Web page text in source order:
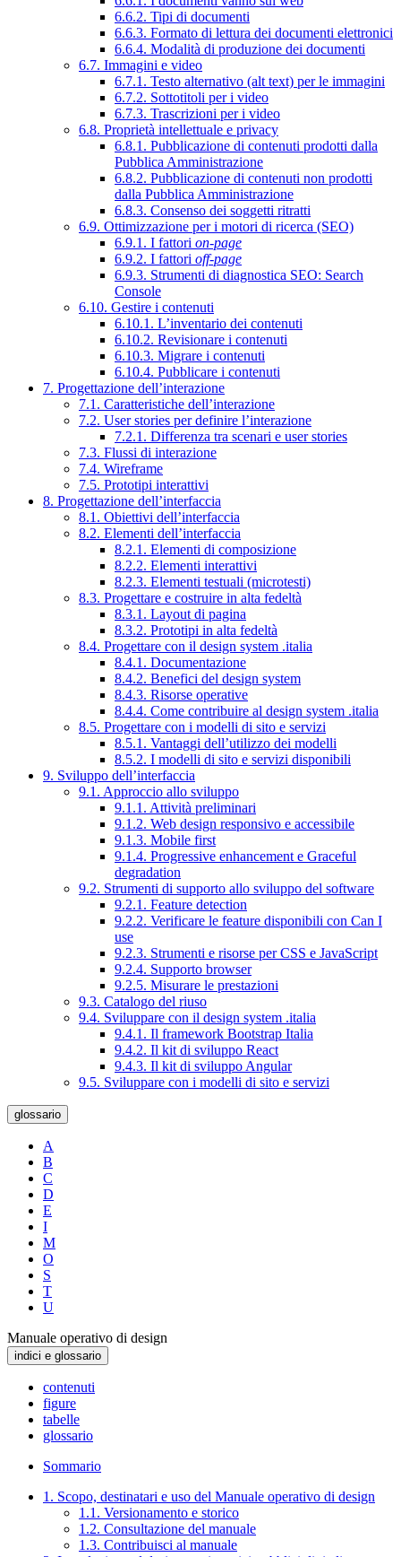
6.6.2. Tipi di documenti
6.6.3. Formato di lettura dei documenti elettronici
6.6.4. Modalità di produzione dei documenti
6.7. Immagini e video
6.7.1. Testo alternativo (alt text) per le immagini
6.7.2. Sottotitoli per i video
6.7.3. Trascrizioni per i video
6.8. Proprietà intellettuale e privacy
6.8.1. Pubblicazione di contenuti prodotti dalla
Pubblica Amministrazione
6.8.2. Pubblicazione di contenuti non prodotti
dalla Pubblica Amministrazione
6.8.3. Consenso dei soggetti ritratti
6.9. Ottimizzazione per i motori di ricerca (SEO)
6.9.1. I fattori on-page
6.9.2. I fattori off-page
6.9.3. Strumenti di diagnostica SEO: Search
Console
6.10. Gestire i contenuti
6.10.1. L’inventario dei contenuti
6.10.2. Revisionare i contenuti
6.10.3. Migrare i contenuti
6.10.4. Pubblicare i contenuti
7. Progettazione dell’interazione
7.1. Caratteristiche dell’interazione
7.2. User stories per definire l’interazione
7.2.1. Differenza tra scenari e user stories
7.3. Flussi di interazione
7.4. Wireframe
7.5. Prototipi interattivi
8. Progettazione dell’interfaccia
8.1. Obiettivi dell’interfaccia
8.2. Elementi dell’interfaccia
8.2.1. Elementi di composizione
8.2.2. Elementi interattivi
8.2.3. Elementi testuali (microtesti)
8.3. Progettare e costruire in alta fedeltà
8.3.1. Layout di pagina
8.3.2. Prototipi in alta fedeltà
8.4. Progettare con il design system .italia
8.4.1. Documentazione
8.4.2. Benefici del design system
8.4.3. Risorse operative
8.4.4. Come contribuire al design system .italia
8.5. Progettare con i modelli di sito e servizi
8.5.1. Vantaggi dell’utilizzo dei modelli
8.5.2. I modelli di sito e servizi disponibili
9. Sviluppo dell’interfaccia
9.1. Approccio allo sviluppo
9.1.1. Attività preliminari
9.1.2. Web design responsivo e accessibile
9.1.3. Mobile first
9.1.4. Progressive enhancement e Graceful
degradation
9.2. Strumenti di supporto allo sviluppo del software
9.2.1. Feature detection
9.2.2. Verificare le feature disponibili con Can I
use
9.2.3. Strumenti e risorse per CSS e JavaScript
9.2.4. Supporto browser
9.2.5. Misurare le prestazioni
9.3. Catalogo del riuso
9.4. Sviluppare con il design system .italia
9.4.1. Il framework Bootstrap Italia
9.4.2. Il kit di sviluppo React
9.4.3. Il kit di sviluppo Angular
9.5. Sviluppare con i modelli di sito e servizi
glossario
A
B
C
D
E
I
M
O
S
T
U
Manuale operativo di design
indici e glossario
contenuti
figure
tabelle
glossario
Sommario
1. Scopo, destinatari e uso del Manuale operativo di design
1.1. Versionamento e storico
1.2. Consultazione del manuale
1.3. Contribuisci al manuale